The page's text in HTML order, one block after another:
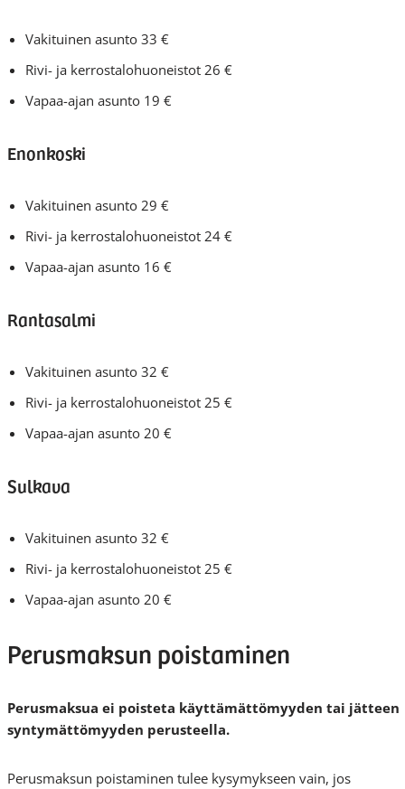
Vakituinen asunto 33 €
Rivi- ja kerrostalohuoneistot 26 €
Vapaa-ajan asunto 19 €
Enonkoski
Vakituinen asunto 29 €
Rivi- ja kerrostalohuoneistot 24 €
Vapaa-ajan asunto 16 €
Rantasalmi
Vakituinen asunto 32 €
Rivi- ja kerrostalohuoneistot 25 €
Vapaa-ajan asunto 20 €
Sulkava
Vakituinen asunto 32 €
Rivi- ja kerrostalohuoneistot 25 €
Vapaa-ajan asunto 20 €
Perusmaksun poistaminen
Perusmaksua ei poisteta käyttämättömyyden tai jätteen
syntymättömyyden perusteella.
Perusmaksun poistaminen tulee kysymykseen vain, jos